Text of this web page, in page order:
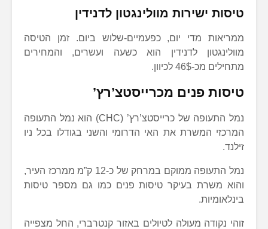
טיסות ישירות מוולינגטון לדנידין
ממריאות מדי יום, כפעמיים-שלוש ביום. זמן הטיסה
מוולינגטון לדנידין הוא כשעה ועשרים, והמחירים
מתחילים מכ-46$ לכיוון.
טיסות פנים מכרייסטצ’רץ’
נמל התעופה של כרייסטצ’רץ’ (CHC) הוא נמל התעופה
המרכזי המשרת את האי הדרומי והשני בגודלו בכל ניו
זילנד.
נמל התעופה ממוקם במרחק של כ-12 ק”מ ממרכז העיר,
והוא משרת בעיקר טיסות פנים כמו גם מספר טיסות
בינלאומיות.
זוהי נקודה מעולה לטיולים באזור קנטרברי, החל מצפייה